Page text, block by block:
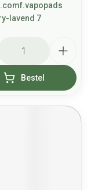
lavend 7
Bestel